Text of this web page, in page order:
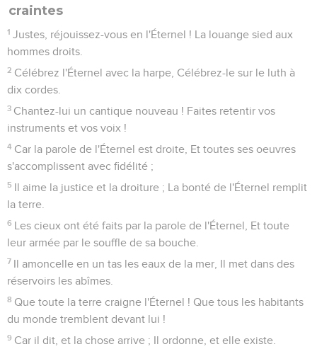
craintes
1 Justes, réjouissez-vous en l'Éternel ! La louange sied aux
hommes droits.
2 Célébrez l'Éternel avec la harpe, Célébrez-le sur le luth à
dix cordes.
3 Chantez-lui un cantique nouveau ! Faites retentir vos
instruments et vos voix !
4 Car la parole de l'Éternel est droite, Et toutes ses oeuvres
s'accomplissent avec fidélité ;
5 Il aime la justice et la droiture ; La bonté de l'Éternel remplit
la terre.
6 Les cieux ont été faits par la parole de l'Éternel, Et toute
leur armée par le souffle de sa bouche.
7 Il amoncelle en un tas les eaux de la mer, Il met dans des
réservoirs les abîmes.
8 Que toute la terre craigne l'Éternel ! Que tous les habitants
du monde tremblent devant lui !
9 Car il dit, et la chose arrive ; Il ordonne, et elle existe.